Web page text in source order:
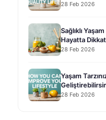
28 Feb 2026
Sağlıklı
Hayatta
28 Feb 2026
Yaşam
28 Feb 2026